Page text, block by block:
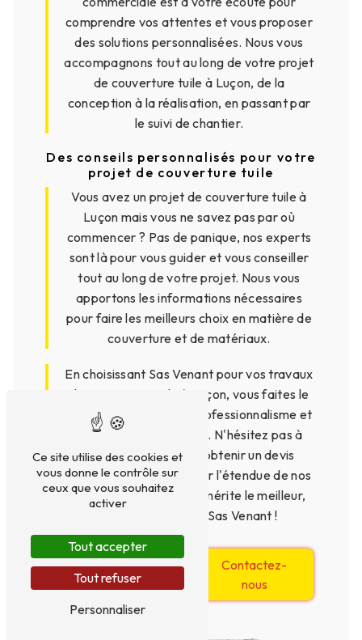
comprendre vos attentes et vous proposer
des solutions personnalisées. Nous vous
accompagnons tout au long de votre projet
de couverture tuile à Luçon, de la
conception à la réalisation, en passant par
le suivi de chantier.
Des conseils personnalisés pour votre
projet de couverture tuile
Vous avez un projet de couverture tuile à
Luçon mais vous ne savez pas par où
commencer ? Pas de panique, nos experts
sont là pour vous guider et vous conseiller
tout au long de votre projet. Nous vous
apportons les informations nécessaires
pour faire les meilleurs choix en matière de
couverture et de matériaux.
En choisissant Sas Venant pour vos travaux
de couverture tuile à Luçon, vous faites le
choix de la qualité, du professionnalisme et
de la satisfaction client. N'hésitez pas à
nous contacter pour obtenir un devis
personnalisé et découvrir l'étendue de nos
services. Votre toiture mérite le meilleur,
faites confiance à Sas Venant !
En savoir
plus
Contactez-
nous
Ce site utilise des cookies et
vous donne le contrôle sur
ceux que vous souhaitez
activer
Tout accepter
Tout refuser
Personnaliser